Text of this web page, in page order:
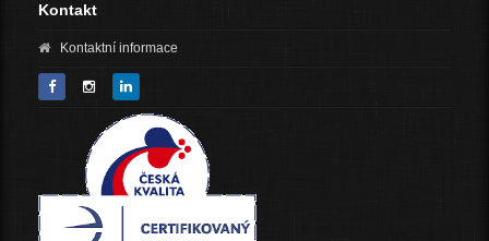
Kontakt
Kontaktní informace